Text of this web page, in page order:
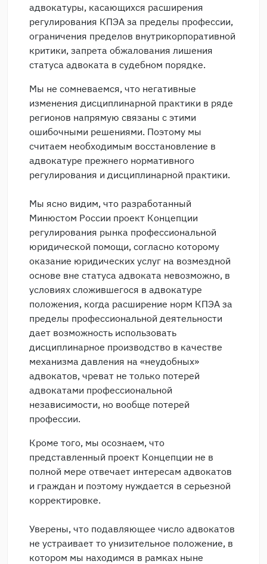
адвокатуры, касающихся расширения
регулирования КПЭА за пределы профессии,
ограничения пределов внутрикорпоративной
критики, запрета обжалования лишения
статуса адвоката в судебном порядке.
Мы не сомневаемся, что негативные
изменения дисциплинарной практики в ряде
регионов напрямую связаны с этими
ошибочными решениями. Поэтому мы
считаем необходимым восстановление в
адвокатуре прежнего нормативного
регулирования и дисциплинарной практики.
Мы ясно видим, что разработанный
Минюстом России проект Концепции
регулирования рынка профессиональной
юридической помощи, согласно которому
оказание юридических услуг на возмездной
основе вне статуса адвоката невозможно, в
условиях сложившегося в адвокатуре
положения, когда расширение норм КПЭА за
пределы профессиональной деятельности
дает возможность использовать
дисциплинарное производство в качестве
механизма давления на «неудобных»
адвокатов, чреват не только потерей
адвокатами профессиональной
независимости, но вообще потерей
профессии.
Кроме того, мы осознаем, что
представленный проект Концепции не в
полной мере отвечает интересам адвокатов
и граждан и поэтому нуждается в серьезной
корректировке.
Уверены, что подавляющее число адвокатов
не устраивает то унизительное положение, в
котором мы находимся в рамках ныне